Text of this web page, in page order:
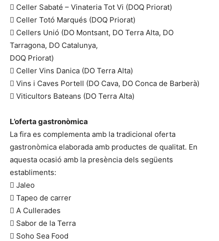
 Celler Sabaté – Vinateria Tot Vi (DOQ Priorat)
 Celler Totó Marqués (DOQ Priorat)
 Cellers Unió (DO Montsant, DO Terra Alta, DO
Tarragona, DO Catalunya,
DOQ Priorat)
 Celler Vins Danica (DO Terra Alta)
 Vins i Caves Portell (DO Cava, DO Conca de Barberà)
 Viticultors Bateans (DO Terra Alta)
L’oferta gastronòmica
La fira es complementa amb la tradicional oferta
gastronòmica elaborada amb productes de qualitat. En
aquesta ocasió amb la presència dels següents
establiments:
 Jaleo
 Tapeo de carrer
 A Cullerades
 Sabor de la Terra
 Soho Sea Food